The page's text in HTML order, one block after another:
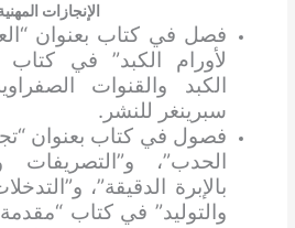
الإنجازات
فصل في كتاب بعنوان
لأورام الكبد” في
الكبد والقنوات
سبرينغر للنشر.
فصول في كتاب بعنوان
الحدب”،
بالإبرة الدقيقة”،
والتوليد” في كتاب